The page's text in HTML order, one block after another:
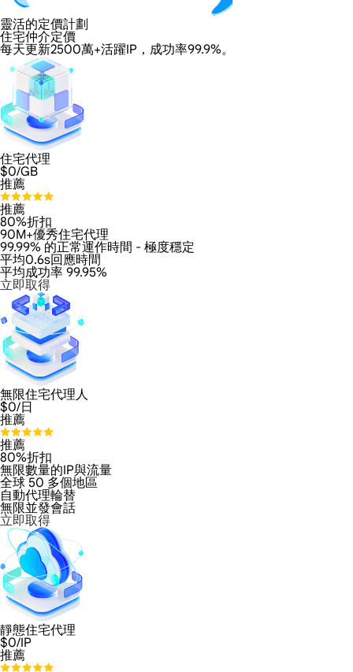
靈活的定價計劃
住宅仲介定價
每天更新2500萬+活躍IP，成功率99.9%。
住宅代理
$0/GB
推薦
推薦
80%折扣
90M+優秀住宅代理
99.99% 的正常運作時間 - 極度穩定
平均0.6s回應時間
平均成功率 99.95%
立即取得
無限住宅代理人
$0/日
推薦
推薦
80%折扣
無限數量的IP與流量
全球 50 多個地區
自動代理輪替
無限並發會話
立即取得
靜態住宅代理
$0/IP
推薦